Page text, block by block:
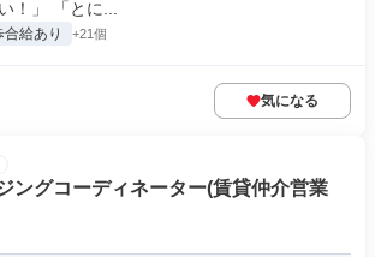
！」 「とに...
合給あり +21個
気になる
ングコーディネーター(賃貸仲介営業